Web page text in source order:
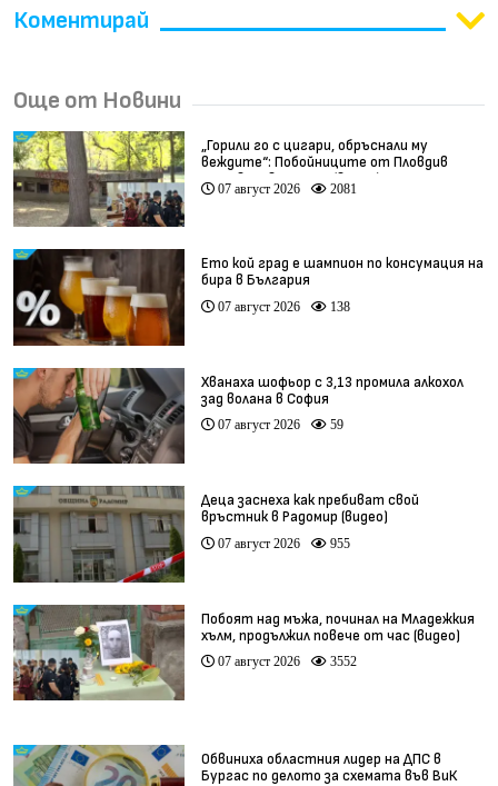
Коментирай
Още от Новини
„Горили го с цигари, обръснали му
веждите“: Побойниците от Пловдив
остават в ареста (видео)
07 август 2026 2081
Ето кой град е шампион по консумация на
бира в България
07 август 2026 138
Хванаха шофьор с 3,13 промила алкохол
зад волана в София
07 август 2026 59
Деца заснеха как пребиват свой
връстник в Радомир (видео)
07 август 2026 955
Побоят над мъжа, починал на Младежкия
хълм, продължил повече от час (видео)
07 август 2026 3552
Обвиниха областния лидер на ДПС в
Бургас по делото за схемата във ВиК